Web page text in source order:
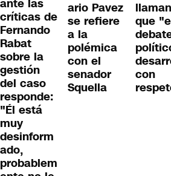
ante las
críticas de
Fernando
Rabat
sobre la
gestión
del caso
responde:
"Él está
muy
desinform
ado,
probablem
ario Pavez
se refiere
a la
polémica
con el
senador
Squella
que
con